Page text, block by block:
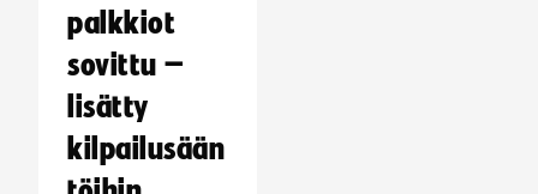
palkkiot
sovittu –
lisätty
kilpailusään